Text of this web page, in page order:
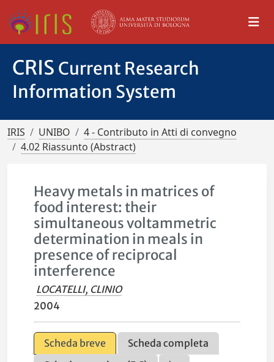
CRIS Current Research
Information System
IRIS UNIBO
4 - Contributo in Atti di convegno
4.02 Riassunto (Abstract)
Heavy metals in matrices of
food interest: their
simultaneous voltammetric
determination in meals in
presence of reciprocal
interference
LOCATELLI, CLINIO
2004
Scheda breve
Scheda completa